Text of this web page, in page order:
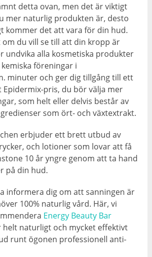
detta ovan, men det är viktigt
mer naturlig produkten är, desto
kommer det att vara för din hud.
du vill se till att din kropp är
undvika alla kosmetiska produkter
föreningar i
minuter och ger dig tillgång till ett
pris, du bör välja mer
som helt eller delvis består av
som ört- och växtextrakt.
erbjuder ett brett utbud av
och lotioner som lovar att få
10 år yngre genom att ta hand
på din hud.
informera dig om att sanningen är
100% naturlig vård. Här, vi
Energy Beauty Bar
helt naturligt och mycket effektivt
runt ögonen professionell anti-